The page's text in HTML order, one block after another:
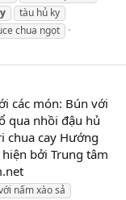
tàu hủ ky
chua ngọt
các món: Bún với
qua nhồi đậu hủ
chua cay Hướng
bởi Trung tâm
nấm xào sả